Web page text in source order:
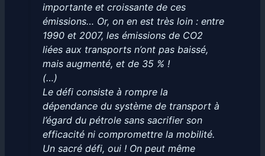
importante et croissante de ces
émissions… Or, on en est très loin : entre
1990 et 2007, les émissions de CO2
liées aux transports n’ont pas baissé,
mais augmenté, et de 35 % !
(…)
Le défi consiste à rompre la
dépendance du système de transport à
l’égard du pétrole sans sacrifier son
efficacité ni compromettre la mobilité.
Un sacré défi, oui ! On peut même